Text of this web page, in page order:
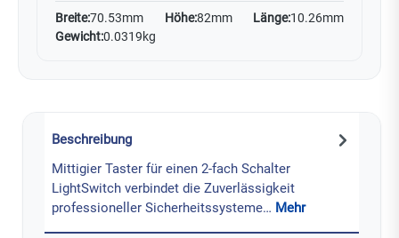
Breite:70.53mm Höhe:82mm Länge:10.26mm
Gewicht:0.0319kg
Beschreibung
Mittigier Taster für einen 2-fach Schalter
LightSwitch verbindet die Zuverlässigkeit
professioneller Sicherheitssysteme… Mehr